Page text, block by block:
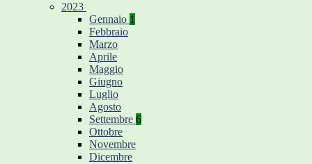
2023
Gennaio 1
Febbraio
Marzo
Aprile
Maggio
Giugno
Luglio
Agosto
Settembre 6
Ottobre
Novembre
Dicembre